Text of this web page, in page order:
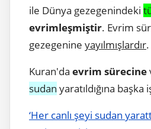
ile Dünya gezegenindeki
evrimleşmiştir. Evrim
gezegenine yayılmışlardır.
Kuran'da evrim sürecine
sudan yaratıldığına
‘Her canlı şeyi sudan